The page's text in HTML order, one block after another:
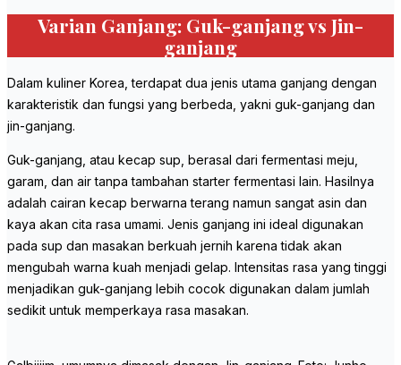
Varian Ganjang: Guk-ganjang vs Jin-
ganjang
Dalam kuliner Korea, terdapat dua jenis utama ganjang dengan
karakteristik dan fungsi yang berbeda, yakni guk-ganjang dan
jin-ganjang.
Guk-ganjang, atau kecap sup, berasal dari fermentasi meju,
garam, dan air tanpa tambahan starter fermentasi lain. Hasilnya
adalah cairan kecap berwarna terang namun sangat asin dan
kaya akan cita rasa umami. Jenis ganjang ini ideal digunakan
pada sup dan masakan berkuah jernih karena tidak akan
mengubah warna kuah menjadi gelap. Intensitas rasa yang tinggi
menjadikan guk-ganjang lebih cocok digunakan dalam jumlah
sedikit untuk memperkaya rasa masakan.